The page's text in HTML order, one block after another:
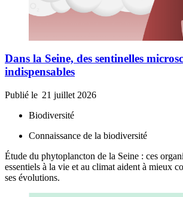
Dans la Seine, des sentinelles
indispensables
Publié le 21 juillet 2026
Biodiversité
Connaissance de la biodiversité
Étude du phytoplancton de la Seine : ces
essentiels à la vie et au climat aident à mieux
ses évolutions.